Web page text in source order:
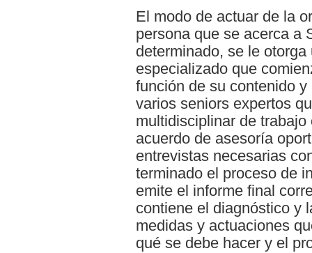
El modo de actuar de la
persona que se acerca a
determinado, se le
especializado que
función de su contenido
varios seniors expertos
multidisciplinar de
acuerdo de asesoría
entrevistas necesarias
terminado el proceso de
emite el informe final
contiene el diagnóstico y
medidas y actuaciones
qué se debe hacer y el